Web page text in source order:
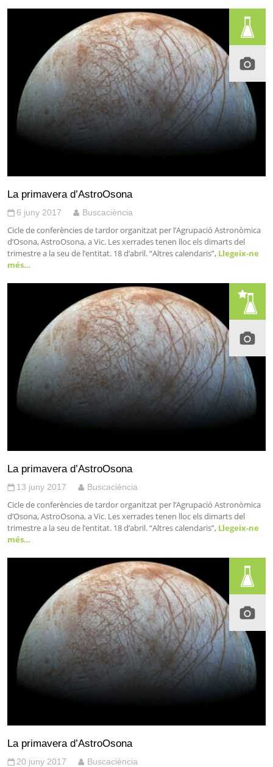
La primavera d’AstroOsona
6 juny 2017 Buscaciència
Cicle de conferències de tardor organitzat per l’Agrupació Astronòmica
d’Osona, AstroOsona, a Vic. Les xerrades tenen lloc els dimarts del
trimestre a la seu de l’entitat. 18 d’abril. “Altres calendaris”, Llegeix-ne
més…
La primavera d’AstroOsona
13 juny 2017 Buscaciència
Cicle de conferències de tardor organitzat per l’Agrupació Astronòmica
d’Osona, AstroOsona, a Vic. Les xerrades tenen lloc els dimarts del
trimestre a la seu de l’entitat. 18 d’abril. “Altres calendaris”, Llegeix-ne
més…
La primavera d’AstroOsona
20 juny 2017 Buscaciència